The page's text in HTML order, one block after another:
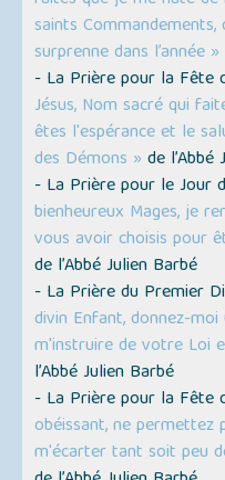
saints
surprenne dans l’année »
- La Prière pour la Fête
Jésus, Nom sacré qui
êtes l'espérance et le
des Démons » de
- La Prière pour le Jour
bienheureux Mages, je
vous avoir choisis pour
de l’Abbé Julien Barbé
- La Prière du Premier
divin Enfant, donnez-
m'instruire de votre Loi
l’Abbé Julien Barbé
- La Prière pour la Fête
obéissant, ne permettez
m'écarter tant soit peu